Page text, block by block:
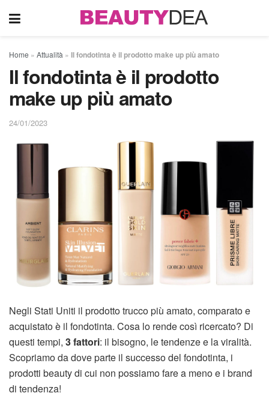
Home » Attualità » Il fondotinta è il prodotto make up più amato
Il fondotinta è il prodotto
make up più amato
24/01/2023
Negli Stati Uniti il prodotto trucco più amato, comparato e
acquistato è il fondotinta. Cosa lo rende così ricercato? Di
questi tempi, 3 fattori: il bisogno, le tendenze e la viralità.
Scopriamo da dove parte il successo del fondotinta, i
prodotti beauty di cui non possiamo fare a meno e i brand
di tendenza!